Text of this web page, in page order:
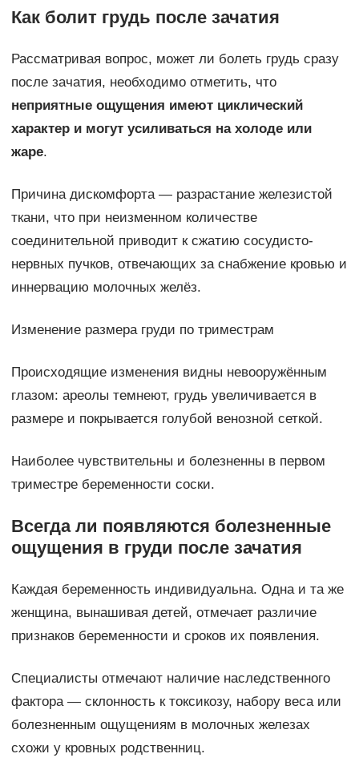
Как болит грудь после зачатия
Рассматривая вопрос, может ли болеть грудь сразу
после зачатия, необходимо отметить, что
неприятные ощущения имеют циклический
характер и могут усиливаться на холоде или
жаре.
Причина дискомфорта — разрастание железистой
ткани, что при неизменном количестве
соединительной приводит к сжатию сосудисто-
нервных пучков, отвечающих за снабжение кровью и
иннервацию молочных желёз.
Изменение размера груди по триместрам
Происходящие изменения видны невооружённым
глазом: ареолы темнеют, грудь увеличивается в
размере и покрывается голубой венозной сеткой.
Наиболее чувствительны и болезненны в первом
триместре беременности соски.
Всегда ли появляются болезненные
ощущения в груди после зачатия
Каждая беременность индивидуальна. Одна и та же
женщина, вынашивая детей, отмечает различие
признаков беременности и сроков их появления.
Специалисты отмечают наличие наследственного
фактора — склонность к токсикозу, набору веса или
болезненным ощущениям в молочных железах
схожи у кровных родственниц.